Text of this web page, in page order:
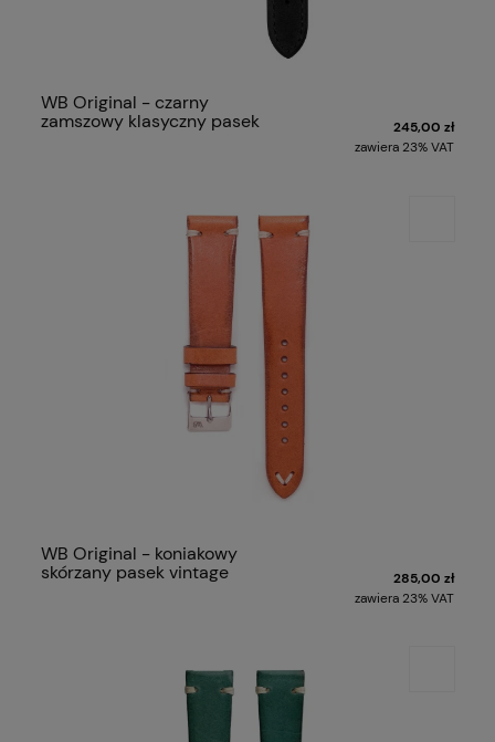
WB Original - czarny
zamszowy klasyczny pasek
245,00 zł
zawiera 23% VAT
WB Original - koniakowy
skórzany pasek vintage
285,00 zł
zawiera 23% VAT